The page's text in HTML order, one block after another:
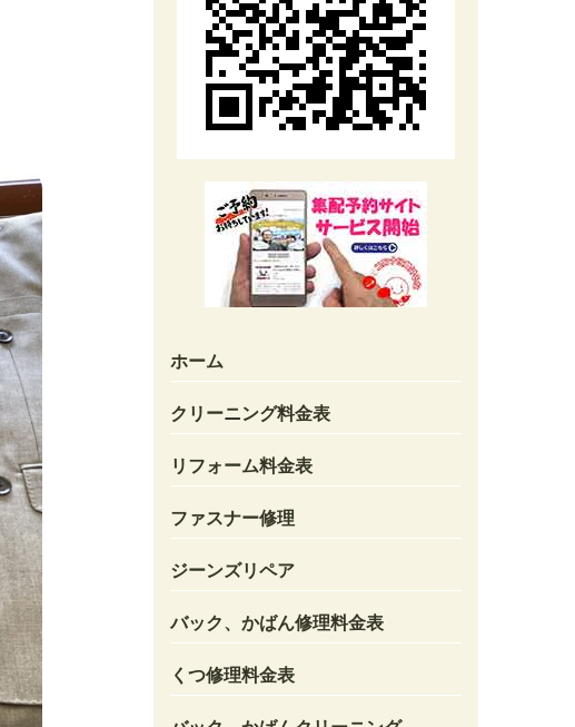
ホーム
クリーニング料金表
リフォーム料金表
ファスナー修理
ジーンズリペア
バック、かばん修理料金表
くつ修理料金表